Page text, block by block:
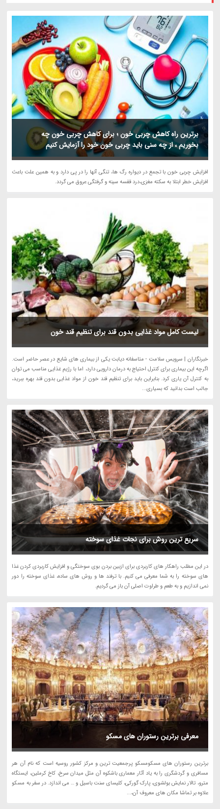
برترین راه کاهش چربی خون ؛ برای کاهش چربی خون چه
بخوریم ، از چه سنی باید چربی خون خود را آزمایش کنیم
افزایش چربی خون با تجمع در دیواره رگ ها، تنگی آنها را در پی دارد و به همین علت باعث
افزایش خطر ابتلا به سکته مغزی،درد قفسه سینه و گرفتگی عروق می گردد.
لیست کامل مواد غذایی بدون قند برای تنظیم قند خون
خبرنگاران | سرویس سلامت - متاسفانه دیابت یکی از بیماری های شایع در عصر حاضر است.
اگرچه این بیماری برای کنترل احتیاج به درمان دارویی دارد، اما با رژیم غذایی مناسب می توان
به کنترل آن یاری کرد. بنابراین باید برای تنظیم قند خون از مواد غذایی بدون قند بهره ببرید،
جالب است بدانید که بسیاری...
سریع ترین روش برای نجات غذای سوخته
در این مطلب راهکار های کاربردی برای ازبین بردن بوی سوختگی و افزایش کاربردی کردن غذا
های سوخته را به شما معرفی می کنیم. با ترفند ها و روش های ساده، غذای سوخته را دور
نمی اندازیم و به طعم و طراوت اصلی آن باز می گردیم.
معرفی برترین رستوران های مسکو
برترین رستوران های مسکومسکو پرجمعیت ترین و مرکز کشور روسیه است که نام آن هر
مسافری و گردشگری را به یاد آثار معماری باشکوه آن مثل میدان سرخ، کاخ کرملین، ایستگاه
مترو، تالار نمایش بولشوی، پارک گورکی، کلیسای سنت باسیل و … می اندازد. در سفر به مسکو
علاوه بر تماشا مکان های معروف آن،...